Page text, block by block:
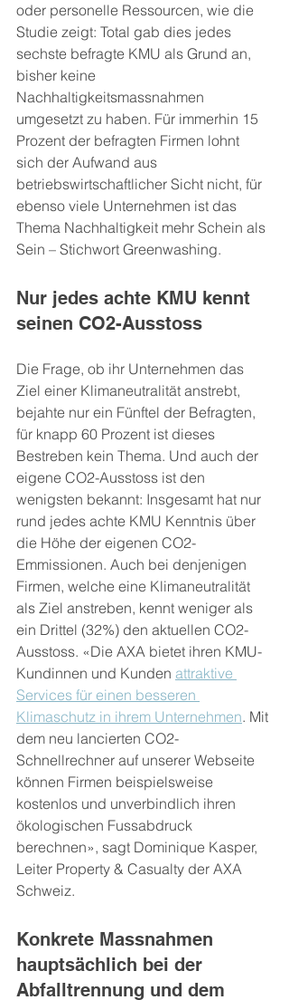
oder personelle Ressourcen, wie die
Studie zeigt: Total gab dies jedes
sechste befragte KMU als Grund an,
bisher keine
Nachhaltigkeitsmassnahmen
umgesetzt zu haben. Für immerhin 15
Prozent der befragten Firmen lohnt
sich der Aufwand aus
betriebswirtschaftlicher Sicht nicht, für
ebenso viele Unternehmen ist das
Thema Nachhaltigkeit mehr Schein als
Sein – Stichwort Greenwashing.
Nur jedes achte KMU kennt
seinen CO2-Ausstoss
Die Frage, ob ihr Unternehmen das
Ziel einer Klimaneutralität anstrebt,
bejahte nur ein Fünftel der Befragten,
für knapp 60 Prozent ist dieses
Bestreben kein Thema. Und auch der
eigene CO2-Ausstoss ist den
wenigsten bekannt: Insgesamt hat nur
rund jedes achte KMU Kenntnis über
die Höhe der eigenen CO2-
Emmissionen. Auch bei denjenigen
Firmen, welche eine Klimaneutralität
als Ziel anstreben, kennt weniger als
ein Drittel (32%) den aktuellen CO2-
Ausstoss. «Die AXA bietet ihren KMU-
Kundinnen und Kunden attraktive
Services für einen besseren
Klimaschutz in ihrem Unternehmen. Mit
dem neu lancierten CO2-
Schnellrechner auf unserer Webseite
können Firmen beispielsweise
kostenlos und unverbindlich ihren
ökologischen Fussabdruck
berechnen», sagt Dominique Kasper,
Leiter Property & Casualty der AXA
Schweiz.
Konkrete Massnahmen
hauptsächlich bei der
Abfalltrennung und dem